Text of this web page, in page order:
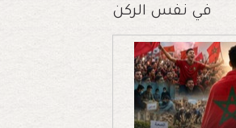
في نفس الركن